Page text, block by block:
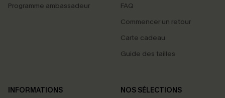
Programme ambassadeur
FAQ
Commencer un retour
Carte cadeau
Guide des tailles
INFORMATIONS
NOS SÉLECTIONS
PROFITEZ DE -15%